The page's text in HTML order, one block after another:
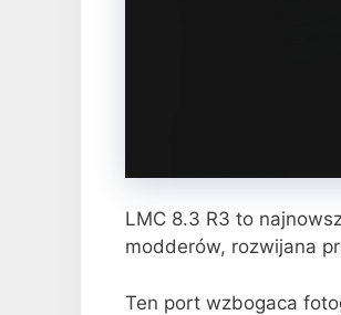
LMC 8.3 R3 to
modderów, rozwijana
Ten port wzbogaca